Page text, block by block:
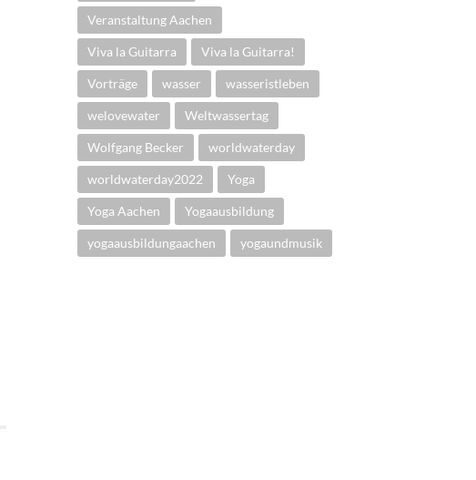
Veranstaltung Aachen
Viva la Guitarra Viva la Guitarra!
Vorträge wasser wasseristleben
welovewater Weltwassertag
Wolfgang Becker worldwaterday
worldwaterday2022 Yoga
Yoga Aachen Yogaausbildung
yogaausbildungaachen yogaundmusik